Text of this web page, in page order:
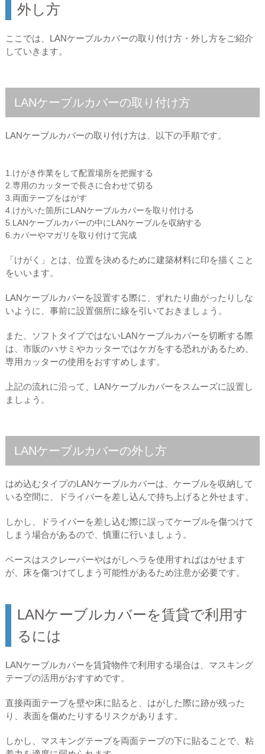
外し方
ここでは、LANケーブルカバーの取り付け方・外し方をご紹介
していきます。
LANケーブルカバーの取り付け方
LANケーブルカバーの取り付け方は、以下の手順です。
1.けがき作業をして配置場所を把握する
2.専用のカッターで長さに合わせて切る
3.両面テープをはがす
4.けがいた箇所にLANケーブルカバーを取り付ける
5.LANケーブルカバーの中にLANケーブルを収納する
6.カバーやマガリを取り付けて完成
「けがく」とは、位置を決めるために建築材料に印を描くこと
をいいます。
LANケーブルカバーを設置する際に、ずれたり曲がったりしな
いように、事前に設置個所に線を引いておきましょう。
また、ソフトタイプではないLANケーブルカバーを切断する際
は、市販のハサミやカッターではケガをする恐れがあるため、
専用カッターの使用をおすすめします。
上記の流れに沿って、LANケーブルカバーをスムーズに設置し
ましょう。
LANケーブルカバーの外し方
はめ込むタイプのLANケーブルカバーは、ケーブルを収納して
いる空間に、ドライバーを差し込んで持ち上げると外せます。
しかし、ドライバーを差し込む際に誤ってケーブルを傷つけて
しまう場合があるので、慎重に行いましょう。
ベースはスクレーパーやはがしヘラを使用すればはがせます
が、床を傷つけてしまう可能性があるため注意が必要です。
LANケーブルカバーを賃貸で利用す
るには
LANケーブルカバーを賃貸物件で利用する場合は、マスキング
テープの活用がおすすめです。
直接両面テープを壁や床に貼ると、はがした際に跡が残った
り、表面を傷めたりするリスクがあります。
しかし、マスキングテープを両面テープの下に貼ることで、粘